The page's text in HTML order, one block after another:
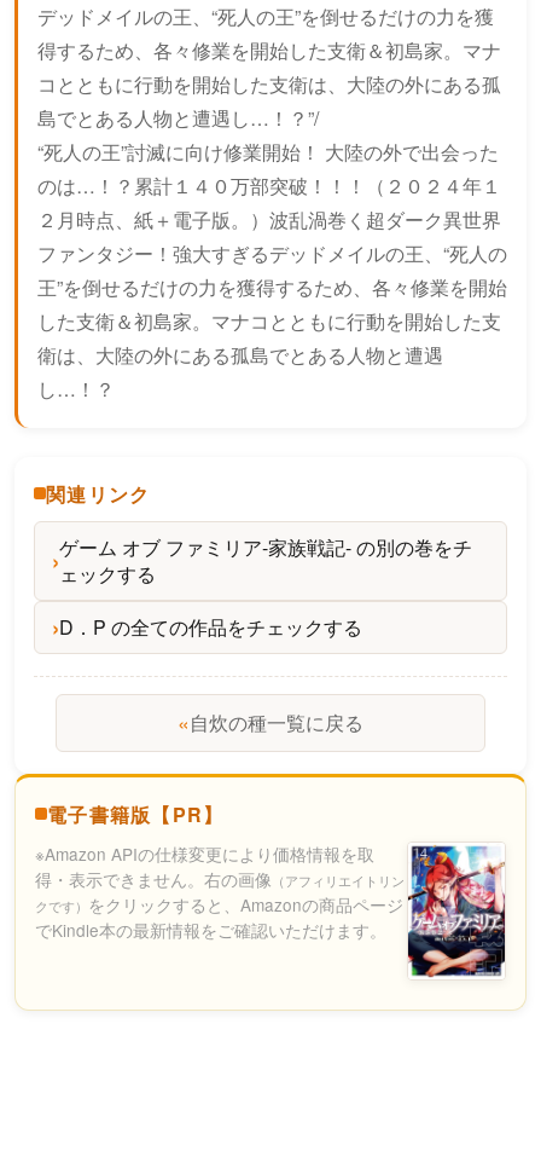
デッドメイルの王、“死人の王”を倒せるだけの力を獲
得するため、各々修業を開始した支衛＆初島家。マナ
コとともに行動を開始した支衛は、大陸の外にある孤
島でとある人物と遭遇し…！？”/
“死人の王”討滅に向け修業開始！ 大陸の外で出会った
のは…！？累計１４０万部突破！！！（２０２４年１
２月時点、紙＋電子版。）波乱渦巻く超ダーク異世界
ファンタジー！強大すぎるデッドメイルの王、“死人の
王”を倒せるだけの力を獲得するため、各々修業を開始
した支衛＆初島家。マナコとともに行動を開始した支
衛は、大陸の外にある孤島でとある人物と遭遇
し…！？
関連リンク
ゲーム オブ ファミリア-家族戦記- の別の巻をチ
ェックする
D．P の全ての作品をチェックする
«自炊の種一覧に戻る
電子書籍版【PR】
※Amazon APIの仕様変更により価格情報を取
得・表示できません。右の画像 （アフィリエイトリン
クです） をクリックすると、Amazonの商品ページ
でKindle本の最新情報をご確認いただけます。